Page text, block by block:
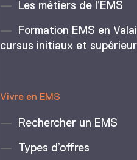
Les métiers de l’EMS
Formation EMS en
cursus initiaux et
Vivre en EMS
Rechercher un EMS
Types d’offres